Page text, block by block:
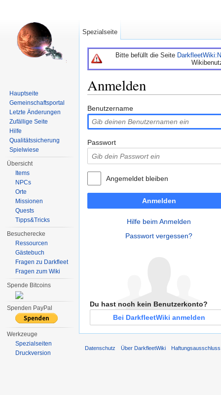
Bitte befüllt die Seite
Anmelden
Benutzername
Passwort
Angemeldet bleiben
Anmelden
Hilfe beim Anmelden
Passwort vergessen?
Du hast noch kein Benutzerkonto?
Bei DarkfleetWiki anmelden
Spezialseite
Hauptseite
Gemeinschaftsportal
Letzte Änderungen
Zufällige Seite
Hilfe
Qualitätssicherung
Spielwiese
Übersicht
Items
NPCs
Orte
Missionen
Quests
Tipps&Tricks
Besucherecke
Ressourcen
Gästebuch
Fragen zu Darkfleet
Fragen zum Wiki
Spende Bitcoins
Spenden PayPal
Werkzeuge
Spezialseiten
Druckversion
Datenschutz Über DarkfleetWiki Haftungsausschluss